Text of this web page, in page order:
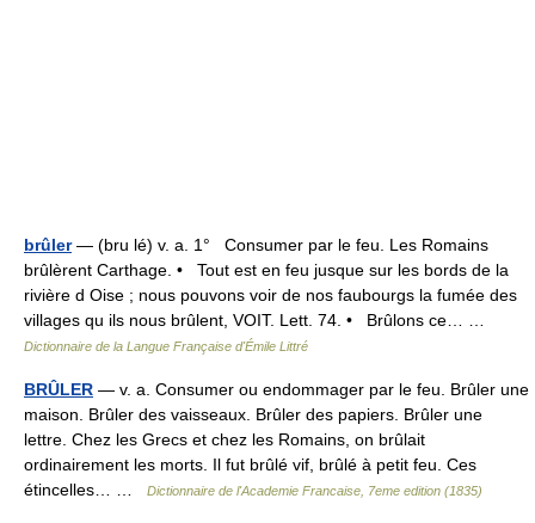
brûler— (bru lé) v. a. 1° Consumer par le feu. Les Romains
brûlèrent Carthage. • Tout est en feu jusque sur les bords de la
rivière d Oise ; nous pouvons voir de nos faubourgs la fumée des
villages qu ils nous brûlent, VOIT. Lett. 74. • Brûlons ce… …
Dictionnaire de la Langue Française d'Émile Littré
BRÛLER — v. a. Consumer ou endommager par le feu. Brûler une
maison. Brûler des vaisseaux. Brûler des papiers. Brûler une
lettre. Chez les Grecs et chez les Romains, on brûlait
ordinairement les morts. Il fut brûlé vif, brûlé à petit feu. Ces
étincelles… …
Dictionnaire de l'Academie Francaise, 7eme edition (1835)